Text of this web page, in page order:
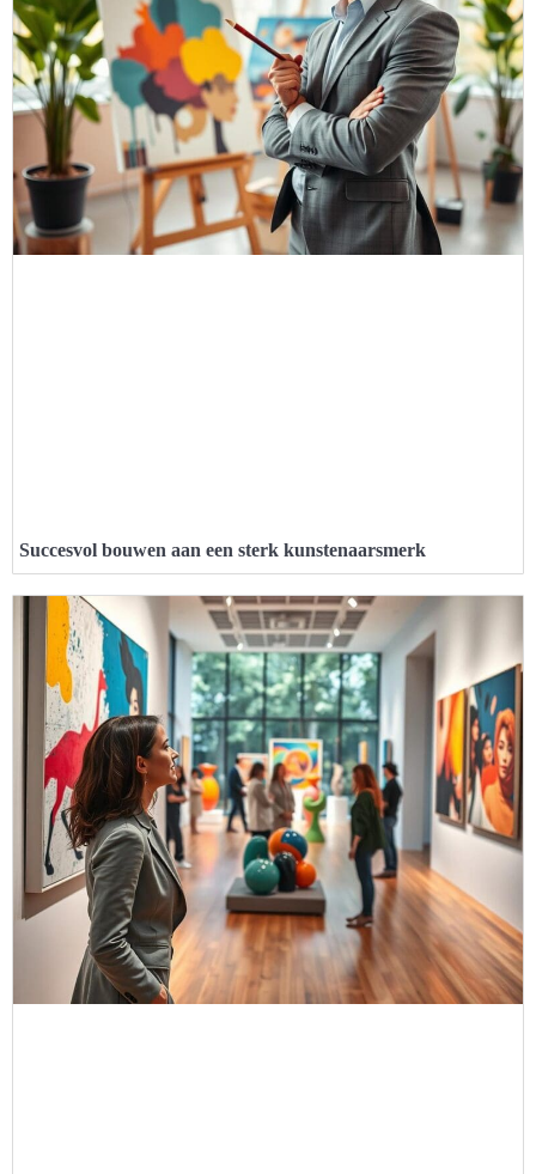
Succesvol bouwen aan een sterk kunstenaarsmerk